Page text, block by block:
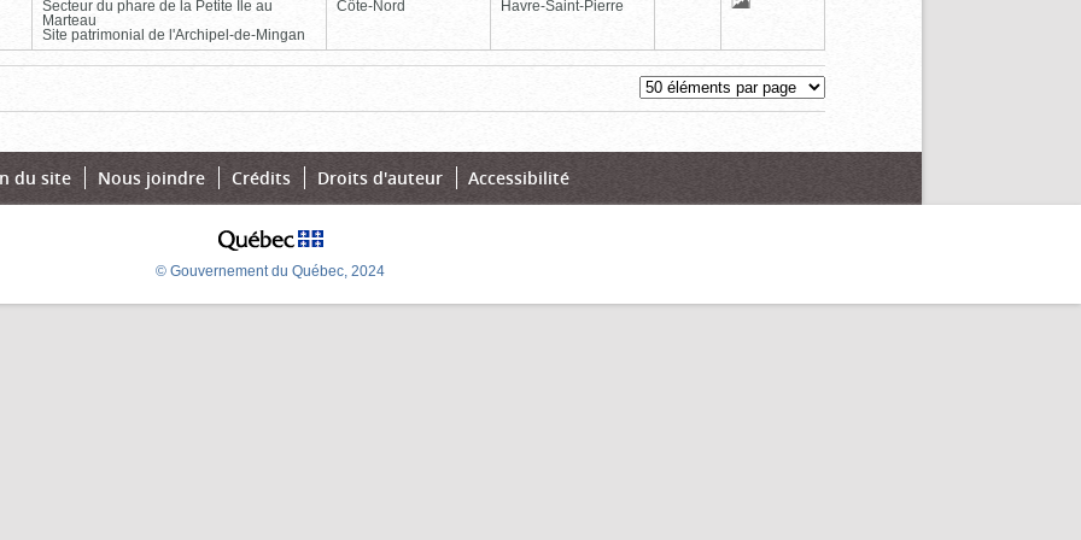
Secteur du phare de la Petite Île au
Marteau
Site patrimonial de l'Archipel-de-Mingan
Côte-Nord Havre-Saint-Pierre
du site Nous joindre Crédits Droits d'auteur Accessibilité
© Gouvernement du Québec, 2024